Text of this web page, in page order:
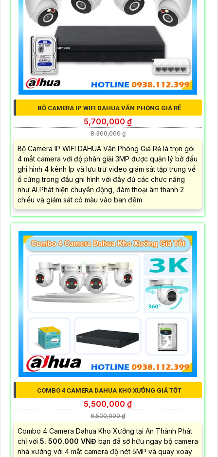
BỘ CAMERA IP WIFI DAHUA VĂN PHÒNG GIÁ RẺ
5,700,000 ₫
8,300,000 ₫
Bộ Camera IP WIFI DAHUA Văn Phòng Giá Rẻ là trọn gói
4 mắt camera với độ phân giải 3MP được quản lý bở đầu
ghi hình 4 kênh Ip và lưu trữ video giám sát tập trung về
ổ cứng trong đầu ghi hình với đầy đủ các chưc năng
như AI Phát hiện chuyển động, đàm thoại âm thanh 2
chiều và giám sát có màu vào ban đêm
COMBO 4 CAMERA DAHUA KHO XƯỞNG GIÁ TỐT
5,500,000 ₫
6,500,000 ₫
Combo 4 Camera Dahua Kho Xưởng tại An Thành Phát
chỉ với 5. 500.000 VNĐ bạn đã sỡ hữu ngay bộ camera
nhà xưởng với 4 mắt camera độ nét 5MP và quay xoay